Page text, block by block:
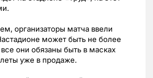
организаторы матча ввели
может быть не более
они обязаны быть в масках
уже в продаже.